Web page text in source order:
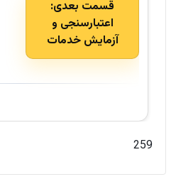
قسمت بعدی:
اعتبارسنجی و
آزمایش خدمات
259